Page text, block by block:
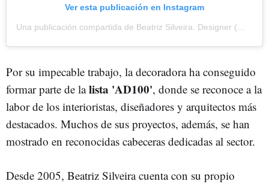
Ver esta publicación en Instagram
Por su impecable trabajo, la decoradora ha conseguido
formar parte de lalista 'AD100', donde se reconoce a la
labor de los interioristas, diseñadores y arquitectos más
destacados. Muchos de sus proyectos, además, se han
mostrado en reconocidas cabeceras dedicadas al sector.
Desde 2005, Beatriz Silveira cuenta con su propio